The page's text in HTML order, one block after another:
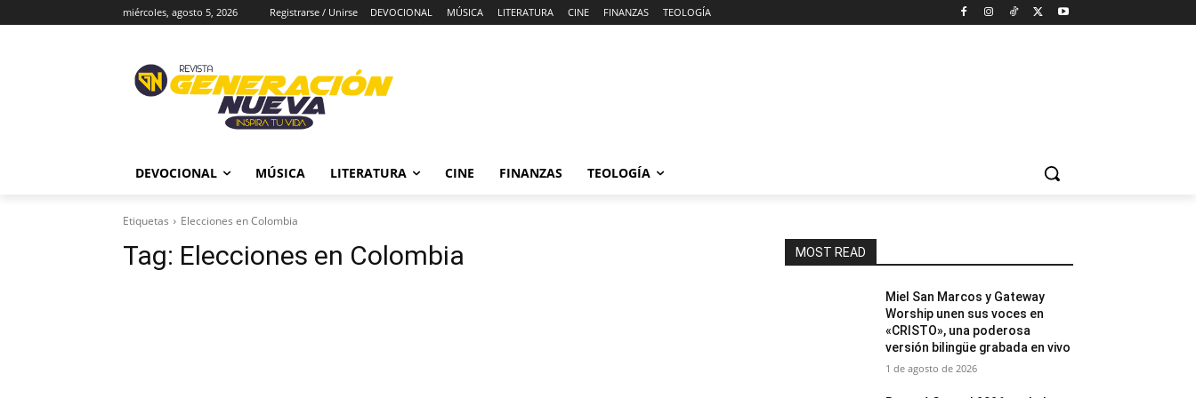
miércoles, agosto 5, 2026 Registrarse / Unirse DEVOCIONAL MÚSICA LITERATURA CINE FINANZAS TEOLOGÍA
DEVOCIONAL MÚSICA LITERATURA CINE FINANZAS TEOLOGÍA
Etiquetas Elecciones en Colombia
Tag: Elecciones en Colombia MOST READ
Miel San Marcos y Gateway
Worship unen sus voces en
«CRISTO», una poderosa
versión bilingüe grabada en vivo
1 de agosto de 2026